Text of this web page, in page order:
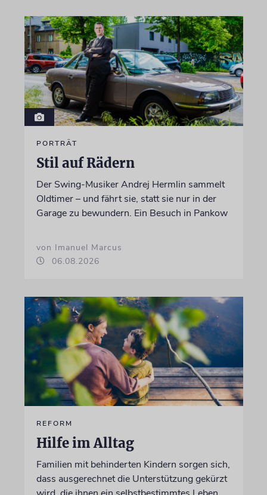
PORTRÄT
Stil auf Rädern
Der Swing-Musiker Andrej Hermlin sammelt
Oldtimer – und fährt sie, statt sie nur in der
Garage zu bewundern. Ein Besuch in Pankow
von Imanuel Marcus
06.08.2026
REFORM
Hilfe im Alltag
Familien mit behinderten Kindern sorgen sich,
dass ausgerechnet die Unterstützung gekürzt